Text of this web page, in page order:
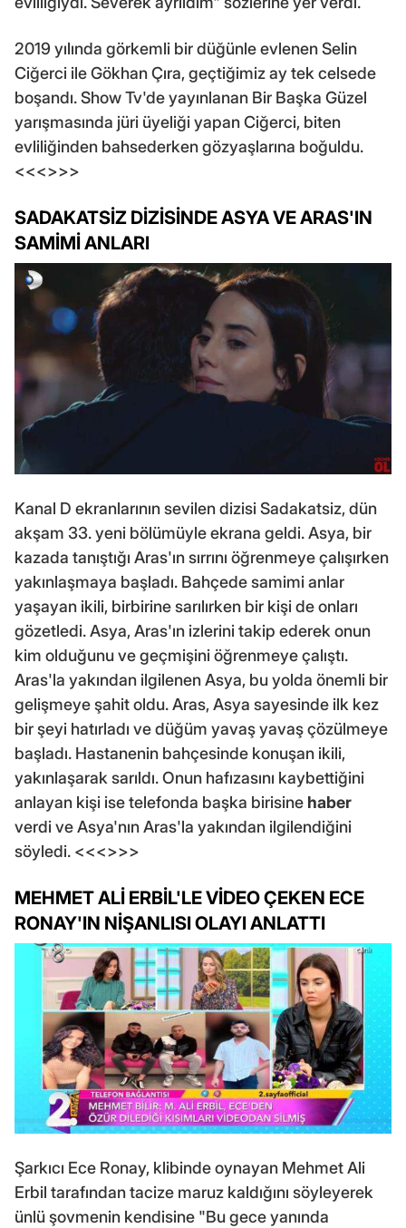
2019 yılında görkemli bir düğünle evlenen Selin
Ciğerci ile Gökhan Çıra, geçtiğimiz ay tek celsede
boşandı. Show Tv'de yayınlanan Bir Başka Güzel
yarışmasında jüri üyeliği yapan Ciğerci, biten
evliliğinden bahsederken gözyaşlarına boğuldu.
<<<>>>
SADAKATSİZ DİZİSİNDE ASYA VE ARAS'IN
SAMİMİ ANLARI
Kanal D ekranlarının sevilen dizisi Sadakatsiz, dün
akşam 33. yeni bölümüyle ekrana geldi. Asya, bir
kazada tanıştığı Aras'ın sırrını öğrenmeye çalışırken
yakınlaşmaya başladı. Bahçede samimi anlar
yaşayan ikili, birbirine sarılırken bir kişi de onları
gözetledi. Asya, Aras'ın izlerini takip ederek onun
kim olduğunu ve geçmişini öğrenmeye çalıştı.
Aras'la yakından ilgilenen Asya, bu yolda önemli bir
gelişmeye şahit oldu. Aras, Asya sayesinde ilk kez
bir şeyi hatırladı ve düğüm yavaş yavaş çözülmeye
başladı. Hastanenin bahçesinde konuşan ikili,
yakınlaşarak sarıldı. Onun hafızasını kaybettiğini
anlayan kişi ise telefonda başka birisine haber
verdi ve Asya'nın Aras'la yakından ilgilendiğini
söyledi. <<<>>>
MEHMET ALİ ERBİL'LE VİDEO ÇEKEN ECE
RONAY'IN NİŞANLISI OLAYI ANLATTI
Şarkıcı Ece Ronay, klibinde oynayan Mehmet Ali
Erbil tarafından tacize maruz kaldığını söyleyerek
ünlü şovmenin kendisine "Bu gece yanında